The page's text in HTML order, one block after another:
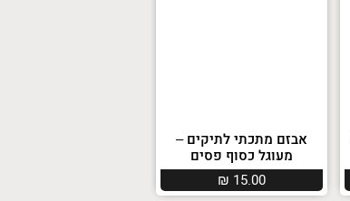
אבזם מתכתי לתיקים –
מעוגל כסוף פסים
₪ 15.00